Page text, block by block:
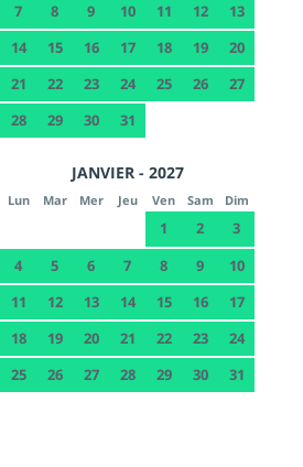
7
8 9 10 11 12
13
14
15 16 17 18 19
20
21
22 23 24 25 26
27
28
29 30 31
JANVIER - 2027
Lun Mar Mer Jeu Ven Sam Dim
1 2
3
4
5 6 7 8 9
10
11
12 13 14 15 16
17
18
19 20 21 22 23
24
25
26 27 28 29 30 31